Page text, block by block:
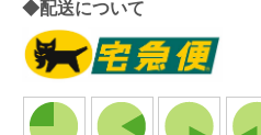
◆配送について